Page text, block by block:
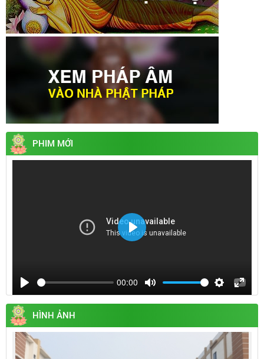
PHIM MỚI
Play
00:00
Mute
SettingsEnter
Play
HÌNH ẢNH